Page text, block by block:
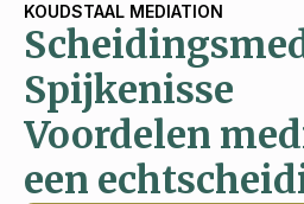
KOUDSTAAL MEDIATION
Spijkenisse
Voordelen
een